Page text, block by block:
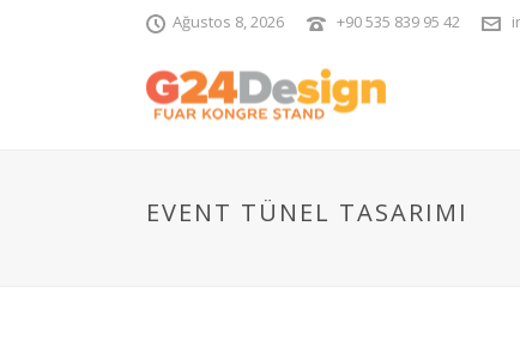
Ağustos 8, 2026 +90 535 839 95 42
EVENT TÜNEL TASARIMI